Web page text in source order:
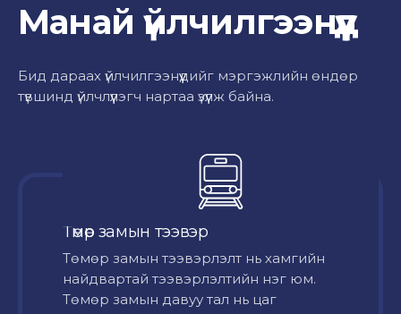
Манай үйлчилгээнүүд
Бид дараах үйлчилгээнүүдийг мэргэжлийн өндөр
түвшинд үйлчлүүлэгч нартаа үзүүлж байна.
Төмөр замын тээвэр
Төмөр замын тээвэрлэлт нь хамгийн
найдвартай тээвэрлэлтийн нэг юм.
Төмөр замын давуу тал нь цаг